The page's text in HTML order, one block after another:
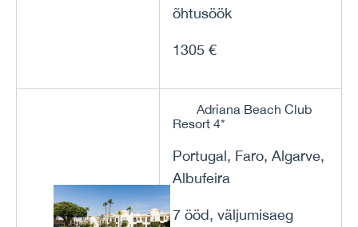
õhtusöök
1305 €
Adriana Beach Club
Resort 4*
Portugal, Faro, Algarve,
Albufeira
7 ööd, väljumisaeg